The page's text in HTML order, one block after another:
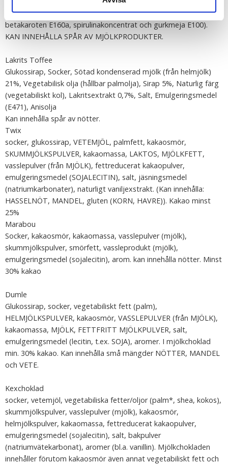
emulgeringsmedel (solroslecitin E322), färg (antocyanin E163,
betakaroten E160a, spirulinakoncentrat och gurkmeja E100).
KAN INNEHÅLLA SPÅR AV MJÖLKPRODUKTER.
Lakrits Toffee
Glukossirap, Socker, Sötad kondenserad mjölk (från helmjölk)
21%, Vegetabilisk olja (hållbar palmolja), Sirap 5%, Naturlig färg
(vegetabiliskt kol), Lakritsextrakt 0,7%, Salt, Emulgeringsmedel
(E471), Anisolja
Kan innehålla spår av nötter.
Twix
socker, glukossirap, VETEMJÖL, palmfett, kakaosmör,
SKUMMJÖLKSPULVER, kakaomassa, LAKTOS, MJÖLKFETT,
vasslepulver (från MJÖLK), fettreducerat kakaopulver,
emulgeringsmedel (SOJALECITIN), salt, jäsningsmedel
(natriumkarbonater), naturligt vaniljexstrakt. (Kan innehålla:
HASSELNÖT, MANDEL, gluten (KORN, HAVRE)). Kakao minst
25%
Marabou
Socker, kakaosmör, kakaomassa, vasslepulver (mjölk),
skummjölkspulver, smörfett, vassleprodukt (mjölk),
emulgeringsmedel (sojalecitin), arom. kan innehålla nötter. Minst
30% kakao
Dumle
Glukossirap, socker, vegetabiliskt fett (palm),
HELMJÖLKSPULVER, kakaosmör, VASSLEPULVER (från MJÖLK),
kakaomassa, MJÖLK, FETTFRITT MJÖLKPULVER, salt,
emulgeringsmedel (lecitin, t.ex. SOJA), aromer. I mjölkchoklad
min. 30% kakao. Kan innehålla små mängder NÖTTER, MANDEL
och VETE.
Kexchoklad
socker, vetemjöl, vegetabiliska fetter/oljor (palm*, shea, kokos),
skummjölkspulver, vasslepulver (mjölk), kakaosmör,
helmjölkspulver, kakaomassa, fettreducerat kakaopulver,
emulgeringsmedel (sojalecitin), salt, bakpulver
(natriumvätekarbonat), aromer (bl.a. vanillin). Mjölkchokladen
innehåller förutom kakaosmör även annat vegetabiliskt fett och